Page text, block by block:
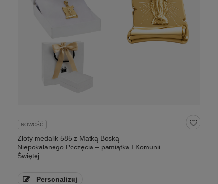
NOWOŚĆ
Złoty medalik 585 z Matką Boską
Niepokalanego Poczęcia – pamiątka I Komunii
Świętej
Personalizuj